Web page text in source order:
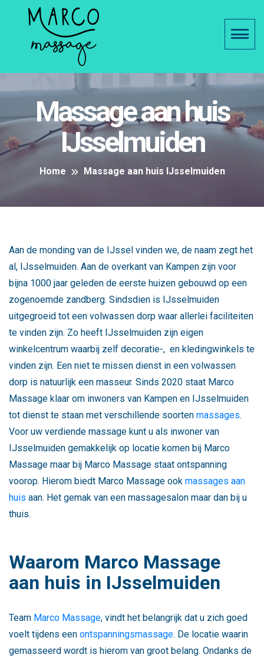
Massage aan huis
IJsselmuiden
Home Massage aan huis IJsselmuiden
Aan de monding van de IJssel vinden we, de naam zegt het
al, IJsselmuiden. Aan de overkant van Kampen zijn voor
bijna 1000 jaar geleden de eerste huizen gebouwd op een
zogenoemde zandberg. Sindsdien is IJsselmuiden
uitgegroeid tot een volwassen dorp waar allerlei faciliteiten
te vinden zijn. Zo heeft IJsselmuiden zijn eigen
winkelcentrum waarbij zelf decoratie-, en kledingwinkels te
vinden zijn. Een niet te missen dienst in een volwassen
dorp is natuurlijk een masseur. Sinds 2020 staat Marco
Massage klaar om inwoners van Kampen en IJsselmuiden
tot dienst te staan met verschillende soorten massages.
Voor uw verdiende massage kunt u als inwoner van
IJsselmuiden gemakkelijk op locatie komen bij Marco
Massage maar bij Marco Massage staat ontspanning
voorop. Hierom biedt Marco Massage ook massages aan
huis aan. Het gemak van een massagesalon maar dan bij u
thuis.
Waarom Marco Massage
aan huis in IJsselmuiden
Team Marco Massage, vindt het belangrijk dat u zich goed
voelt tijdens een ontspanningsmassage. De locatie waarin
gemasseerd wordt is hierom van groot belang. Ondanks de